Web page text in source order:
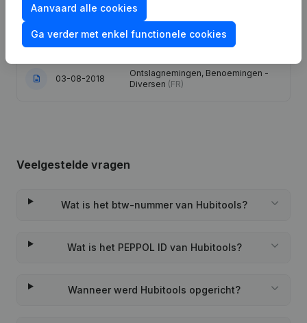
01-08-2022 Ontslagnemingen, Benoemingen
19-05-2022 Ontslagnemingen, Benoemingen
03-08-2018
Ontslagnemingen, Benoemingen -
Diversen (FR)
Veelgestelde vragen
Wat is het btw-nummer van Hubitools?
Wat is het PEPPOL ID van Hubitools?
Wanneer werd Hubitools opgericht?
Aanvaard alle cookies
Ga verder met enkel functionele cookies